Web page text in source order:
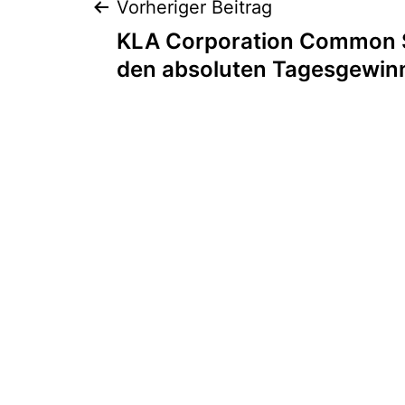
Vorheriger Beitrag
KLA Corporation Common
den absoluten